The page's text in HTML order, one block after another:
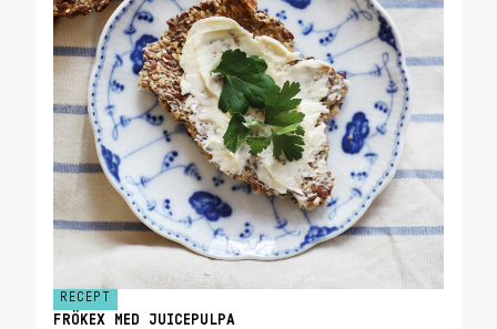
RECEPT
FRÖKEX MED JUICEPULPA